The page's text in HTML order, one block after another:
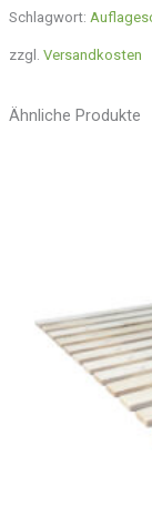
Schlagwort:
zzgl. Versandkosten
Ähnliche Produkte